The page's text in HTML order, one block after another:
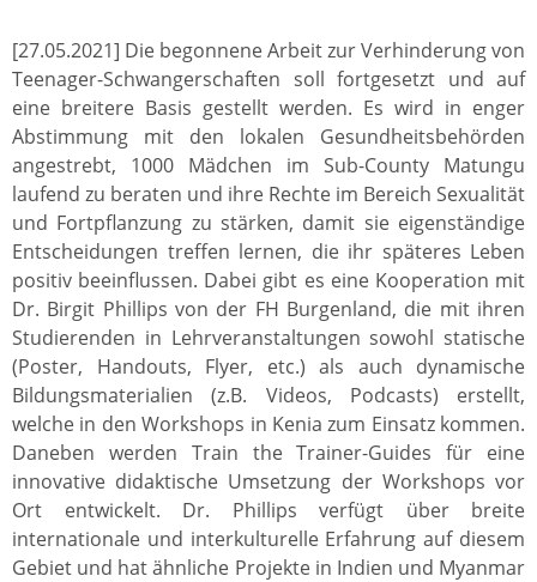
[27.05.2021] Die begonnene Arbeit zur Verhinderung von
Teenager-Schwangerschaften soll fortgesetzt und auf
eine breitere Basis gestellt werden. Es wird in enger
Abstimmung mit den lokalen Gesundheitsbehörden
angestrebt, 1000 Mädchen im Sub-County Matungu
laufend zu beraten und ihre Rechte im Bereich Sexualität
und Fortpflanzung zu stärken, damit sie eigenständige
Entscheidungen treffen lernen, die ihr späteres Leben
positiv beeinflussen. Dabei gibt es eine Kooperation mit
Dr. Birgit Phillips von der FH Burgenland, die mit ihren
Studierenden in Lehrveranstaltungen sowohl statische
(Poster, Handouts, Flyer, etc.) als auch dynamische
Bildungsmaterialien (z.B. Videos, Podcasts) erstellt,
welche in den Workshops in Kenia zum Einsatz kommen.
Daneben werden Train the Trainer-Guides für eine
innovative didaktische Umsetzung der Workshops vor
Ort entwickelt. Dr. Phillips verfügt über breite
internationale und interkulturelle Erfahrung auf diesem
Gebiet und hat ähnliche Projekte in Indien und Myanmar